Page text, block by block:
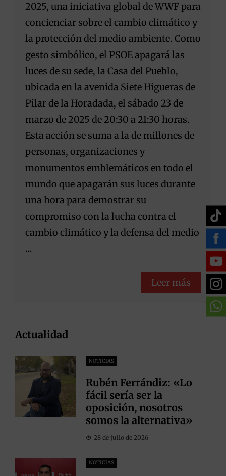
2025, una iniciativa global de WWF para
concienciar sobre el cambio climático y
la protección del medio ambiente. Como
gesto simbólico, el PSOE apagará las
luces de su sede, la Casa del Pueblo,
ubicada en la avenida Siete Higueras de
Pilar de la Horadada, el sábado 23 de
marzo de 2025 de 20:30 a 21:30 horas.
Esta acción se suma a la de millones de
personas, organizaciones y
monumentos emblemáticos en todo el
mundo que apagarán sus luces durante
una hora para demostrar su
compromiso con la lucha contra el
cambio climático y la defensa del medio
...
Leer más
Actualidad
NOTICIAS
Rubén Ferrándiz: «Lo
fácil sería ser la
oposición, nosotros
somos la alternativa»
28 de julio de 2026
NOTICIAS